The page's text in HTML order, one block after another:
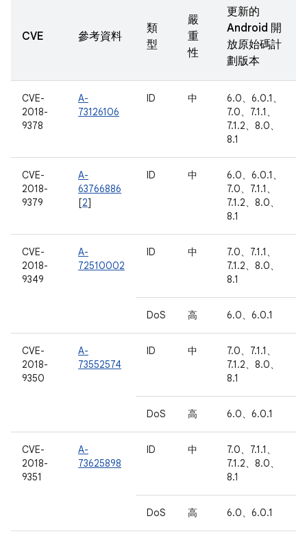
CVE 參考資料
類
型
嚴
重
性
更新的
Android 開
放原始碼計
劃版本
CVE-
2018-
9378
A-
73126106
ID 中
6.0、6.0.1、
7.0、7.1.1、
7.1.2、8.0、
8.1
CVE-
2018-
9379
A-
63766886
[2]
ID 中
6.0、6.0.1、
7.0、7.1.1、
7.1.2、8.0、
8.1
CVE-
2018-
9349
A-
72510002
ID 中
7.0、7.1.1、
7.1.2、8.0、
8.1
DoS 高 6.0、6.0.1
CVE-
2018-
9350
A-
73552574
ID 中
7.0、7.1.1、
7.1.2、8.0、
8.1
DoS 高 6.0、6.0.1
CVE-
2018-
9351
A-
73625898
ID 中
7.0、7.1.1、
7.1.2、8.0、
8.1
DoS 高 6.0、6.0.1